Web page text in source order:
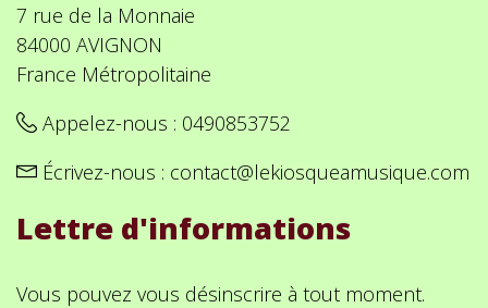
7 rue de la Monnaie
84000 AVIGNON
France Métropolitaine
Appelez-nous : 0490853752
Écrivez-nous : contact@lekiosqueamusique.com
Lettre d'informations
Vous pouvez vous désinscrire à tout moment.